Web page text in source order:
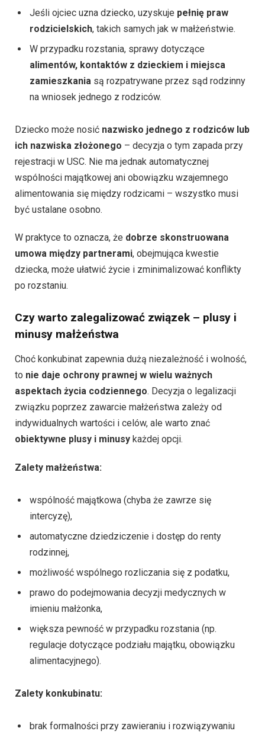
Jeśli ojciec uzna dziecko, uzyskuje pełnię praw
rodzicielskich, takich samych jak w małżeństwie.
W przypadku rozstania, sprawy dotyczące
alimentów, kontaktów z dzieckiem i miejsca
zamieszkania są rozpatrywane przez sąd rodzinny
na wniosek jednego z rodziców.
Dziecko może nosić nazwisko jednego z rodziców lub
ich nazwiska złożonego – decyzja o tym zapada przy
rejestracji w USC. Nie ma jednak automatycznej
wspólności majątkowej ani obowiązku wzajemnego
alimentowania się między rodzicami – wszystko musi
być ustalane osobno.
W praktyce to oznacza, że dobrze skonstruowana
umowa między partnerami, obejmująca kwestie
dziecka, może ułatwić życie i zminimalizować konflikty
po rozstaniu.
Czy warto zalegalizować związek – plusy i
minusy małżeństwa
Choć konkubinat zapewnia dużą niezależność i wolność,
to nie daje ochrony prawnej w wielu ważnych
aspektach życia codziennego. Decyzja o legalizacji
związku poprzez zawarcie małżeństwa zależy od
indywidualnych wartości i celów, ale warto znać
obiektywne plusy i minusy każdej opcji.
Zalety małżeństwa:
wspólność majątkowa (chyba że zawrze się
intercyzę),
automatyczne dziedziczenie i dostęp do renty
rodzinnej,
możliwość wspólnego rozliczania się z podatku,
prawo do podejmowania decyzji medycznych w
imieniu małżonka,
większa pewność w przypadku rozstania (np.
regulacje dotyczące podziału majątku, obowiązku
alimentacyjnego).
Zalety konkubinatu:
brak formalności przy zawieraniu i rozwiązywaniu